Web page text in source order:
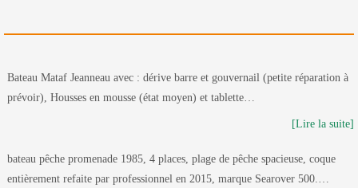
Bateau Mataf Jeanneau avec : dérive barre et gouvernail (petite réparation à
prévoir), Housses en mousse (état moyen) et tablette…
[Lire la suite]
bateau pêche promenade 1985, 4 places, plage de pêche spacieuse, coque
entièrement refaite par professionnel en 2015, marque Searover 500.…